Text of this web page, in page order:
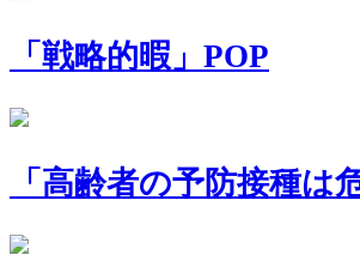
「戦略的暇」POP
「高齢者の予防接種は